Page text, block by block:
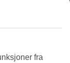
fra